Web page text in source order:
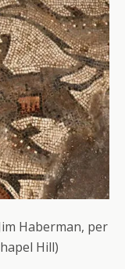
Haberman, per
Hill)